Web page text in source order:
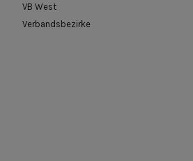
VB West
Verbandsbezirke